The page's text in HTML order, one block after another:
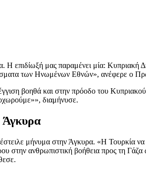
Η επιδίωξή μας παραμένει μία: Κυπριακή
των Ηνωμένων Εθνών», ανέφερε ο
βοηθά και στην πρόοδο του
διαμήνυσε.
μήνυμα στην Άγκυρα. «Η Τουρκία να
στην ανθρωπιστική βοήθεια προς τη Γάζα